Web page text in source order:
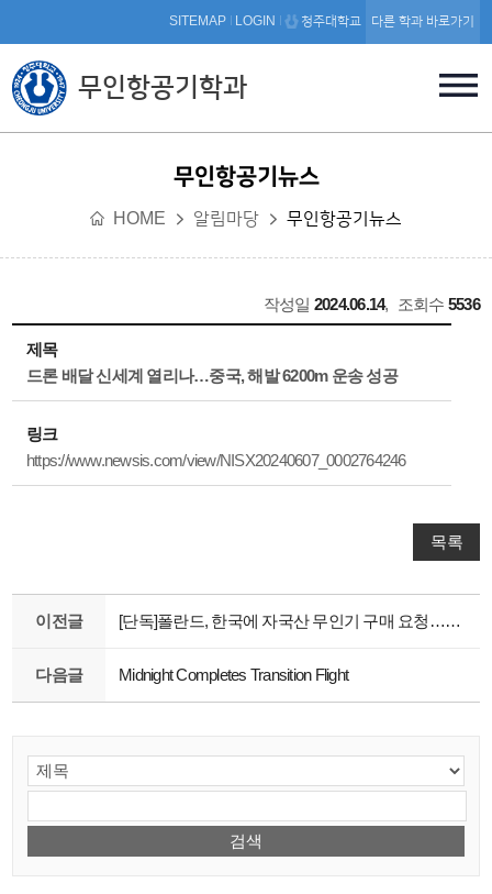
본문 바로가기
무인항공기학과
SITEMAP LOGIN 청주대학교 다른 학과 바로가기
무인항공기뉴스
HOME 알림마당 무인항공기뉴스
작성일 2024.06.14, 조회수 5536
제목
드론 배달 신세계 열리나…중국, 해발 6200m 운송 성공
링크
https://www.newsis.com/view/NISX20240607_0002764246
목록
이전글 [단독]폴란드, 한국에 자국산 무인기 구매 요청…정부, 대표단 보낸다
다음글 Midnight Completes Transition Flight